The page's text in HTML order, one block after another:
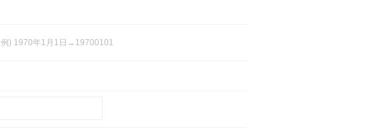
例) 1970年1月1日→19700101